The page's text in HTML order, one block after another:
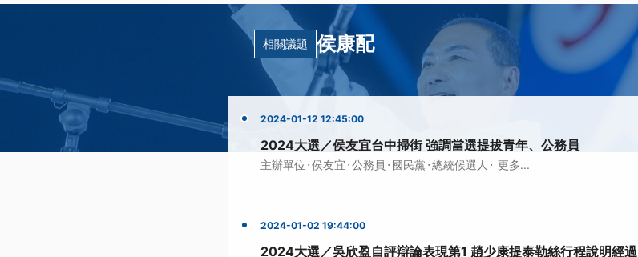
相關議題 侯康配
2024-01-12 12:45:00
2024大選／侯友宜台中掃街 強調當選提拔青年、公務員
主辦單位 ·侯友宜 ·公務員 · 國民黨 ·總統候選人 · 更多...
2024-01-02 19:44:00
2024大選／吳欣盈自評辯論表現第1 趙少康提泰勒絲行程說明經過